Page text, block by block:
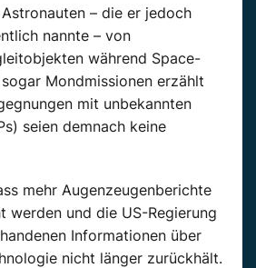
– die er jedoch
nannte – von
während Space-
Mondmissionen erzählt
mit unbekannten
seien demnach keine
mehr Augenzeugenberichte
werden und die US-Regierung
Informationen über
nicht länger zurückhält.